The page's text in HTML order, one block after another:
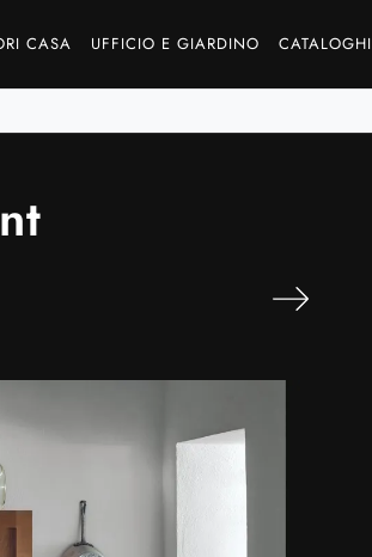
CASA UFFICIO E GIARDINO CATALOGHI